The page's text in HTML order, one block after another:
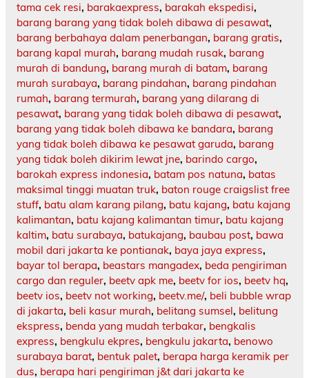
tama cek resi, barakaexpress, barakah ekspedisi,
barang barang yang tidak boleh dibawa di pesawat,
barang berbahaya dalam penerbangan, barang gratis,
barang kapal murah, barang mudah rusak, barang
murah di bandung, barang murah di batam, barang
murah surabaya, barang pindahan, barang pindahan
rumah, barang termurah, barang yang dilarang di
pesawat, barang yang tidak boleh dibawa di pesawat,
barang yang tidak boleh dibawa ke bandara, barang
yang tidak boleh dibawa ke pesawat garuda, barang
yang tidak boleh dikirim lewat jne, barindo cargo,
barokah express indonesia, batam pos natuna, batas
maksimal tinggi muatan truk, baton rouge craigslist free
stuff, batu alam karang pilang, batu kajang, batu kajang
kalimantan, batu kajang kalimantan timur, batu kajang
kaltim, batu surabaya, batukajang, baubau post, bawa
mobil dari jakarta ke pontianak, baya jaya express,
bayar tol berapa, beastars mangadex, beda pengiriman
cargo dan reguler, beetv apk me, beetv for ios, beetv hq,
beetv ios, beetv not working, beetv.me/, beli bubble wrap
di jakarta, beli kasur murah, belitang sumsel, belitung
ekspress, benda yang mudah terbakar, bengkalis
express, bengkulu ekpres, bengkulu jakarta, benowo
surabaya barat, bentuk palet, berapa harga keramik per
dus, berapa hari pengiriman j&t dari jakarta ke